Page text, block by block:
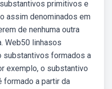
primitivos e
assim denominados em
de nenhuma outra
Web50 linhasos
substantivos formados a
exemplo, o substantivo
formado a partir da